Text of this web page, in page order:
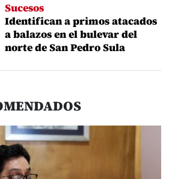
Sucesos
Identifican a primos atacados
a balazos en el bulevar del
norte de San Pedro Sula